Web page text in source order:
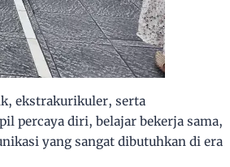
ekstrakurikuler, serta
percaya diri, belajar bekerja sama,
yang sangat dibutuhkan di era